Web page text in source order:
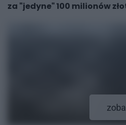
za "jedyne" 100 milionów